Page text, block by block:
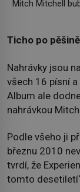
Mitch Mitchell
Ticho po pěšině
Nahrávky jsou
všech 16 písní a
Album ale
nahrávkou
Podle všeho ji
březnu 2010
tvrdí, že
tomto